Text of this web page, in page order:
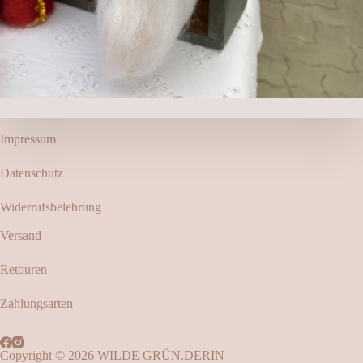
Impressum
Datenschutz
Widerrufsbelehrung
Versand
Retouren
Zahlungsarten
Copyright © 2026 WILDE GRÜN.DERIN